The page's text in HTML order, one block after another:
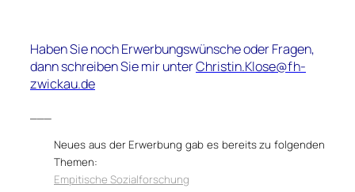
Haben Sie noch Erwerbungswünsche oder Fragen,
dann schreiben Sie mir unterChristin.Klose@fh-
zwickau.de
Neues aus der Erwerbung gab es bereits zu folgenden
Themen:
Empitische Sozialforschung